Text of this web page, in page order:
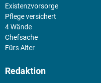
Existenz­vorsorge
Pflege versichert
4 Wände
Chefsache
Fürs Alter
Redaktion